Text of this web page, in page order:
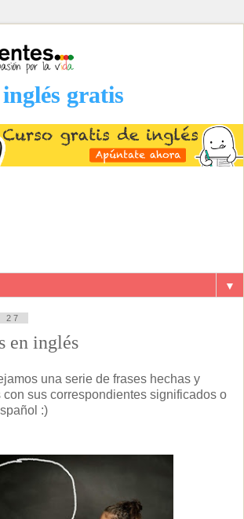
gratis
▼
27
en inglés
una serie de frases hechas y
con sus correspondientes significados o
:)